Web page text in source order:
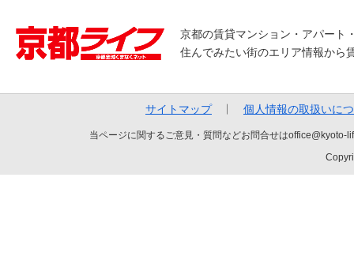
京都の賃貸マンション・アパート
住んでみたい街のエリア情報から
サイトマップ 個人情報の取扱いに
当ページに関するご意見・質問などお問合せは